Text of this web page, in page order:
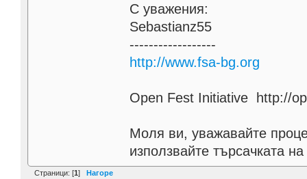
С уважения:
Sebastianz55
------------------
http://www.fsa-bg.org
Open Fest Initiative http://
Моля ви, уважавайте
използвайте търсачката
Страници: [1] Нагоре